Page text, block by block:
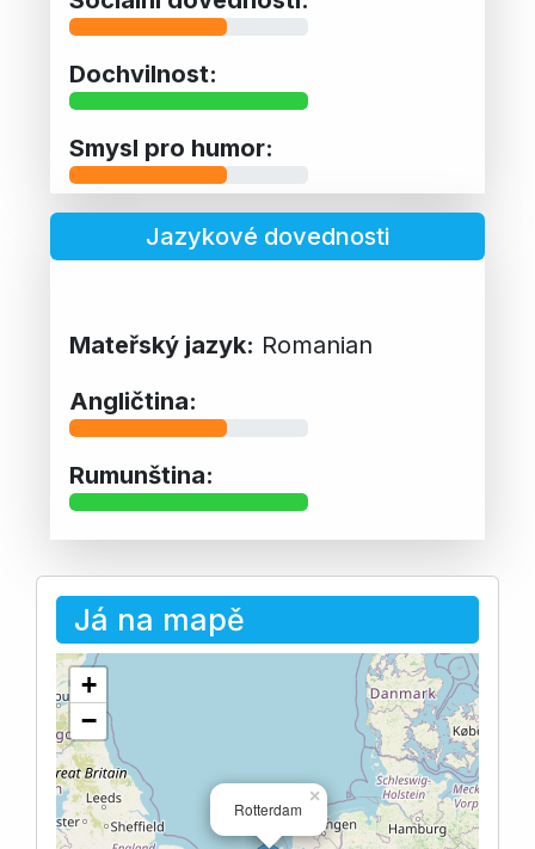
Dochvilnost:
Smysl pro humor:
Jazykové dovednosti
Mateřský jazyk: Romanian
Angličtina:
Rumunština:
Já na mapě
Rotterdam
×
+
−